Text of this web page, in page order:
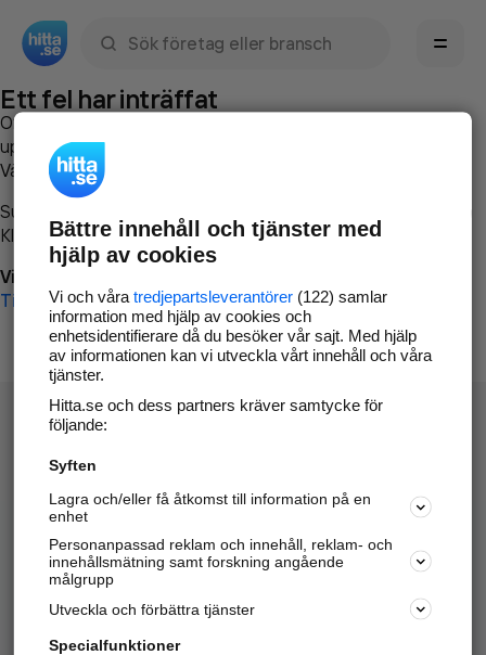
Ett fel har inträffat
Om du vill kan du
uppstod så att vi lättare och snabbare kan avhjälpa det.
Vänligen försök med följande:
Surfa till
Klicka påTillbaka-knappen i webbläsaren och försök igen
Vi beklagar besväret!
Till startsidan
Hitta.se - Gratis nummerupplysning.
Sök företag, personer och platser.
Hitta telefonnummer, adresser, företagsinfo mm.
Marknadsför företaget
Bättre innehåll och tjänster med
hjälp av cookies
Vi och våra tredjepartsleverantörer(122) samlar
information med hjälp av cookies och
enhetsidentifierare då du besöker vår sajt. Med hjälp
av informationen kan vi utveckla vårt innehåll och våra
tjänster.
Hitta.se och dess partners kräver samtycke för
följande:
Syften
Lagra och/eller få åtkomst till information på en
enhet
Personanpassad reklam och innehåll, reklam- och
innehållsmätning samt forskning angående
målgrupp
Utveckla och förbättra tjänster
Specialfunktioner